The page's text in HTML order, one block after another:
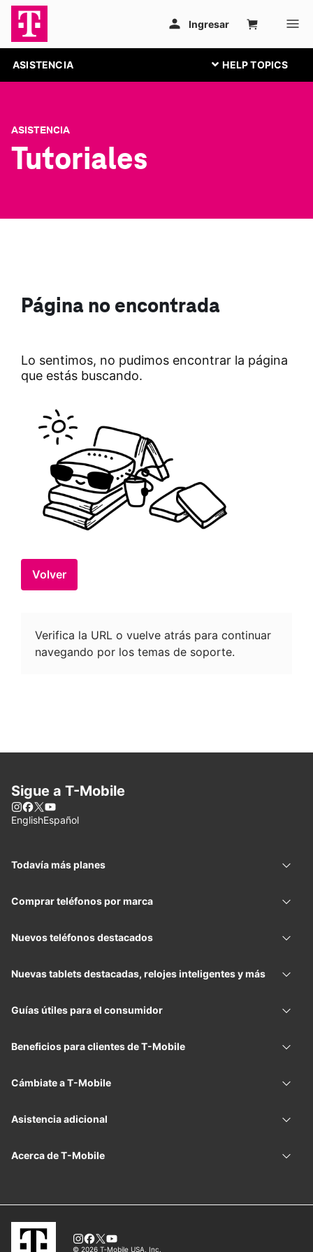
ASISTENCIA
ASISTENCIA
Tutoriales